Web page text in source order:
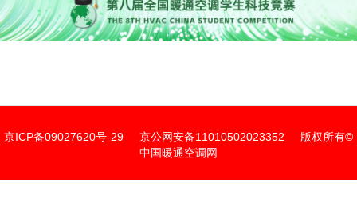
京ICP备09027620号-29 京公网安备11010502023352 版权所有©
中国暖通空调网